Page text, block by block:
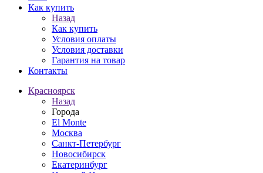
Как купить
Назад
Как купить
Условия оплаты
Условия доставки
Гарантия на товар
Контакты
Красноярск
Назад
Города
El Monte
Москва
Санкт-Петербург
Новосибирск
Екатеринбург